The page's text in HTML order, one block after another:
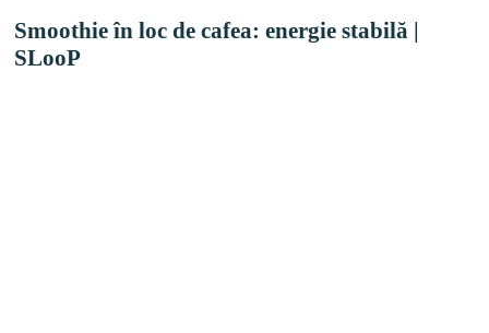
Smoothie în loc de cafea: energie stabilă |
SLooP